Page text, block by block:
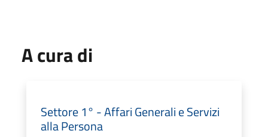
A cura di
Settore 1° - Affari Generali e Servizi
alla Persona